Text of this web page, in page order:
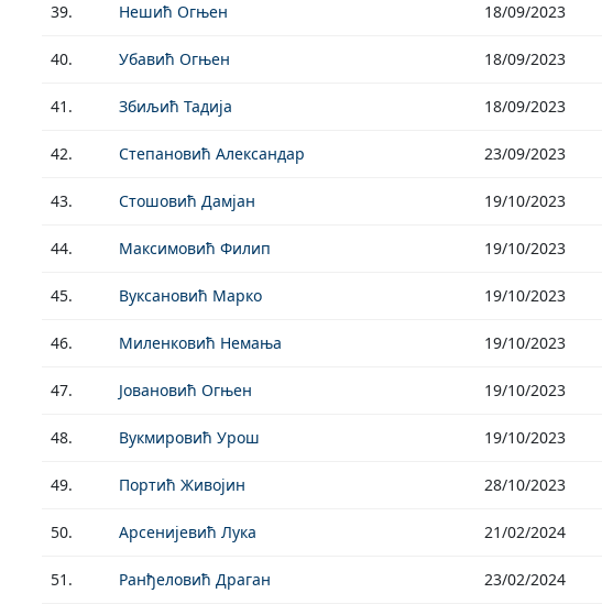
39. Нешић Огњен 18/09/2023
40. Убавић Огњен 18/09/2023
41. Збиљић Тадија 18/09/2023
42. Степановић Александар 23/09/2023
43. Стошовић Дамјан 19/10/2023
44. Максимовић Филип 19/10/2023
45. Вуксановић Марко 19/10/2023
46. Миленковић Немања 19/10/2023
47. Јовановић Огњен 19/10/2023
48. Вукмировић Урош 19/10/2023
49. Портић Живојин 28/10/2023
50. Арсенијевић Лука 21/02/2024
51. Ранђеловић Драган 23/02/2024